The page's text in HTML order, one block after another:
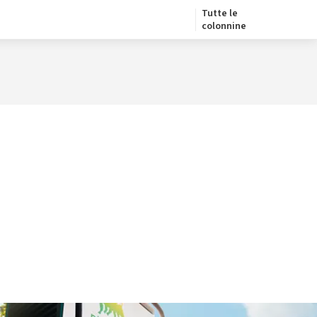
Tutte le
colonnine